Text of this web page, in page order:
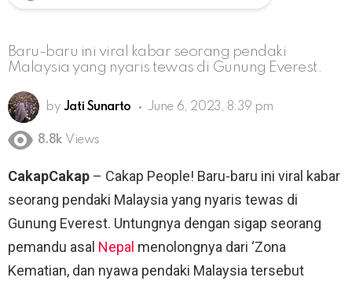
Baru-baru ini viral kabar seorang pendaki
Malaysia yang nyaris tewas di Gunung Everest.
by Jati Sunarto June 6, 2023, 8:39 pm
8.8k Views
CakapCakap – Cakap People! Baru-baru ini viral kabar
seorang pendaki Malaysia yang nyaris tewas di
Gunung Everest. Untungnya dengan sigap seorang
pemandu asal Nepal menolongnya dari ‘Zona
Kematian, dan nyawa pendaki Malaysia tersebut